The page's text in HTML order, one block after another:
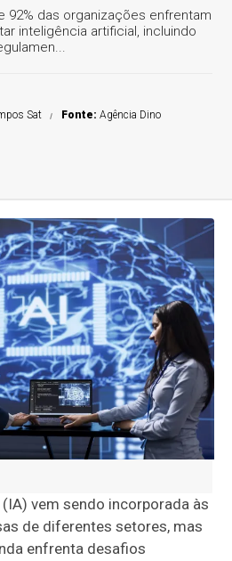
92% das organizações enfrentam
inteligência artificial, incluindo
Sat Fonte:Agência Dino
vem sendo incorporada às
de diferentes setores, mas
enfrenta desafios